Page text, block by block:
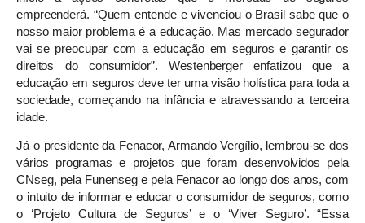
empreenderá. “Quem entende e vivenciou o Brasil sabe que o
nosso maior problema é a educação. Mas mercado segurador
vai se preocupar com a educação em seguros e garantir os
direitos do consumidor”. Westenberger enfatizou que a
educação em seguros deve ter uma visão holística para toda a
sociedade, começando na infância e atravessando a terceira
idade.
Já o presidente da Fenacor, Armando Vergílio, lembrou-se dos
vários programas e projetos que foram desenvolvidos pela
CNseg, pela Funenseg e pela Fenacor ao longo dos anos, com
o intuito de informar e educar o consumidor de seguros, como
o ‘Projeto Cultura de Seguros’ e o ‘Viver Seguro’. “Essa